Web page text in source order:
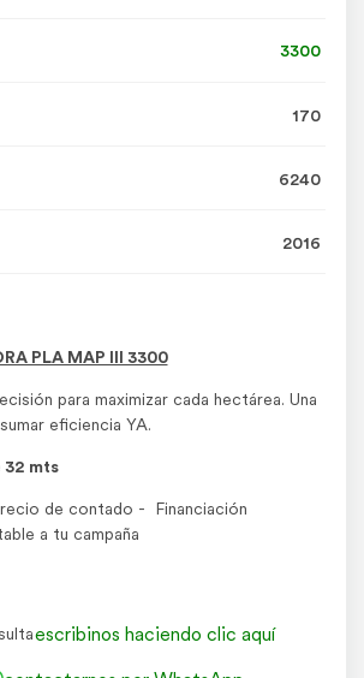
3300
170
6240
2016
PLA MAP III 3300
para maximizar cada hectárea. Una
eficiencia YA.
32 mts
de contado - Financiación
a tu campaña
escribinos haciendo clic aquí